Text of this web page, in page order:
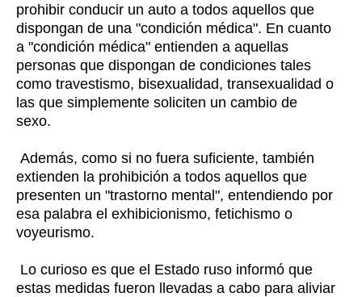
prohibir conducir un auto a todos aquellos que
dispongan de una "condición médica". En cuanto
a "condición médica" entienden a aquellas
personas que dispongan de condiciones tales
como travestismo, bisexualidad, transexualidad o
las que simplemente soliciten un cambio de
sexo.
Además, como si no fuera suficiente, también
extienden la prohibición a todos aquellos que
presenten un "trastorno mental", entendiendo por
esa palabra el exhibicionismo, fetichismo o
voyeurismo.
Lo curioso es que el Estado ruso informó que
estas medidas fueron llevadas a cabo para aliviar